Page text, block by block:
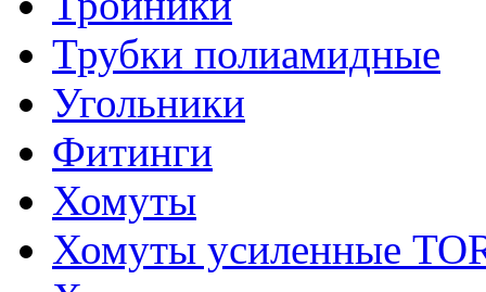
Трубки полиамидные
Угольники
Фитинги
Хомуты
Хомуты усиленные